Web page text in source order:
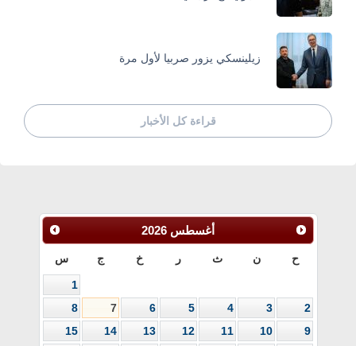
زيلينسكي يزور صربيا لأول مرة
قراءة كل الأخبار
أغسطس 2026
ح ن ث ر خ ج س
1
2
3
4
5
6
7
8
9
10
11
12
13
14
15